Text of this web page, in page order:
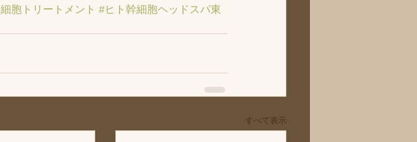
胞トリートメント #ヒト幹細胞ヘッドスパ東
すべて表示